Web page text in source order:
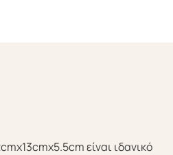
είναι ιδανικό